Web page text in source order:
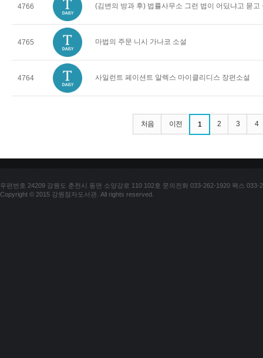
4766 (김변의 방과 후) 법률사무소 그런 법이 어딨냐고 묻고
4765 마법의 주문 니시 가나코 소설
4764 사일런트 페이션트 알렉스 마이클리디스 장편소설
처음 이전 1 2 3 4
우편번호 24209 강원도 춘천시 동면 소양강로 110 102호 문의전화 033-262-1920 팩스 033-
Copyright © 2015 강원점자도서관. All rights reserved.